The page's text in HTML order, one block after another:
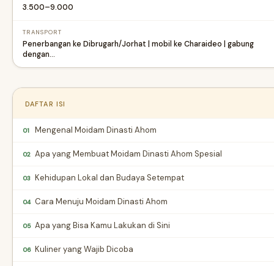
₹3.500–₹9.000
TRANSPORT
Penerbangan ke Dibrugarh/Jorhat | mobil ke Charaideo | gabung
dengan…
DAFTAR ISI
01 Mengenal Moidam Dinasti Ahom
02 Apa yang Membuat Moidam Dinasti Ahom Spesial
03 Kehidupan Lokal dan Budaya Setempat
04 Cara Menuju Moidam Dinasti Ahom
05 Apa yang Bisa Kamu Lakukan di Sini
06 Kuliner yang Wajib Dicoba